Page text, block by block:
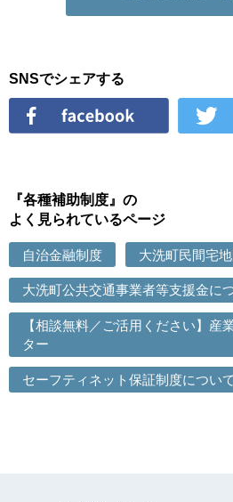
SNSでシェアする
『各種補助制度』の
よく見られているページ
自治金融制度 大洗町民間宅
大洗町公共交通事業者等支援金に
【相談無料／ご活用ください】産
ター
セーフティネット保証制度について